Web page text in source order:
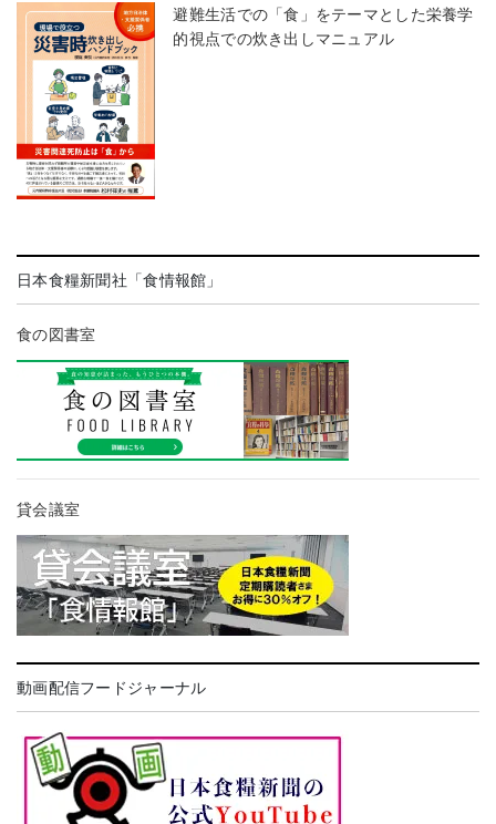
避難生活での「食」をテーマとした栄養学
的視点での炊き出しマニュアル
日本食糧新聞社「食情報館」
食の図書室
貸会議室
動画配信フードジャーナル